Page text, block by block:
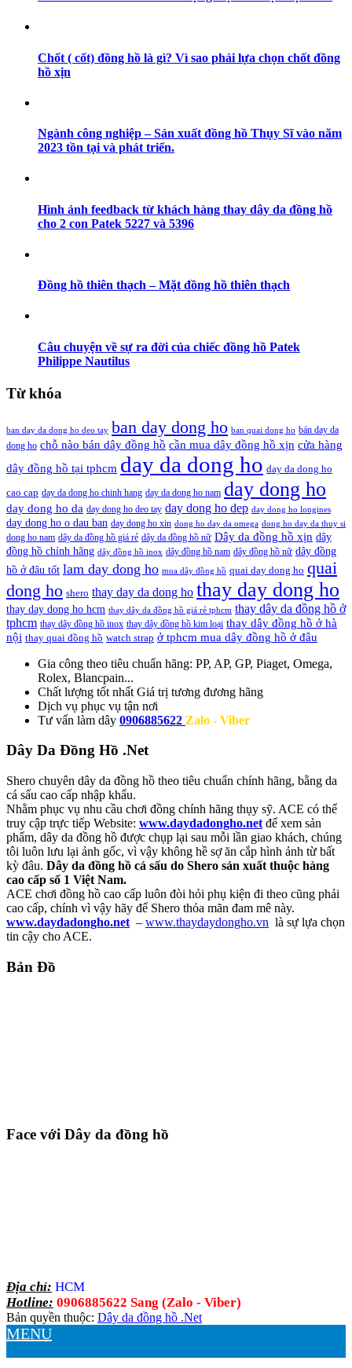
Chốt ( cốt) đồng hồ là gì? Vì sao phải lựa chọn chốt đồng
hồ xịn
Ngành công nghiệp – Sản xuất đồng hồ Thụy Sĩ vào năm
2023 tồn tại và phát triển.
Hình ảnh feedback từ khách hàng thay dây da đồng hồ
cho 2 con Patek 5227 và 5396
Đồng hồ thiên thạch – Mặt đồng hồ thiên thạch
Câu chuyện về sự ra đời của chiếc đồng hồ Patek
Philippe Nautilus
Từ khóa
ban day da dong ho deo tay ban day dong ho ban quai dong ho bán day da
dong ho chỗ nào bán dây đồng hồ cần mua dây đồng hồ xịn cửa hàng
dây đồng hồ tại tphcm day da dong ho day da dong ho
cao cap day da dong ho chinh hang day da dong ho nam day dong ho
day dong ho da day dong ho deo tay day dong ho dep day dong ho longines
day dong ho o dau ban day dong ho xin dong ho day da omega dong ho day da thuy si
dong ho nam dây da đồng hồ giá rẻ dây da đồng hồ nữ Dây da đồng hồ xịn dây
đồng hồ chính hãng dây đồng hồ inox dây đồng hồ nam dây đồng hồ nữ dây đồng
hồ ở đâu tốt lam day dong ho mua dây đồng hồ quai day dong ho quai
dong ho shero thay day da dong ho thay day dong ho
thay day dong ho hcm thay dây da đồng hồ giá rẻ tphcm thay dây da đồng hồ ở
tphcm thay dây đồng hồ inox thay dây đồng hồ kim loại thay dây đồng hồ ở hà
nội thay quai đồng hồ watch strap ở tphcm mua dây đồng hồ ở đâu
Gia công theo tiêu chuẩn hãng: PP, AP, GP, Piaget, Omega,
Rolex, Blancpain...
Chất lượng tốt nhất Giá trị tương đương hãng
Dịch vụ phục vụ tận nơi
Tư vấn làm dây 0906885622 Zalo - Viber
Dây Da Đồng Hồ .Net
Shero chuyên dây da đồng hồ theo tiêu chuẩn chính hãng, bằng da
cá sấu cao cấp nhập khẩu.
Nhằm phục vụ nhu cầu chơi đồng chính hãng thụy sỹ. ACE có thể
truy cập trực tiếp Website: www.daydadongho.net để xem sản
phẩm, dây da đồng hồ được chụp lại sau mỗi lần giao khách, chúng
tôi luôn lưu lại ảnh gốc, vì vậy không hề sợ ăn cắp hình ảnh từ bất
kỳ đâu. Dây da đồng hồ cá sấu do Shero sản xuất thuộc hàng
cao cấp số 1 Việt Nam.
ACE chơi đồng hồ cao cấp luôn đòi hỏi phụ kiện đi theo cũng phải
cao cấp, chính vì vậy hãy để Shero thỏa mãn đam mê này.
www.daydadongho.net – www.thaydaydongho.vn là sự lựa chọn
tin cậy cho ACE.
Bản Đồ
Face với Dây da đồng hồ
Địa chỉ: HCM
Hotline: 0906885622 Sang (Zalo - Viber)
Bản quyền thuộc: Dây da đồng hồ .Net
MENU